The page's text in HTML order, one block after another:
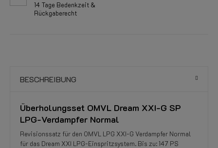
14 Tage Bedenkzeit &
Rückgaberecht
BESCHREIBUNG
Überholungsset OMVL Dream XXI-G SP
LPG-Verdampfer Normal
Revisionssatz für den OMVL LPG XXI-G Verdampfer Normal
für das Dream XXI LPG-Einspritzsystem. Bis zu: 147 PS